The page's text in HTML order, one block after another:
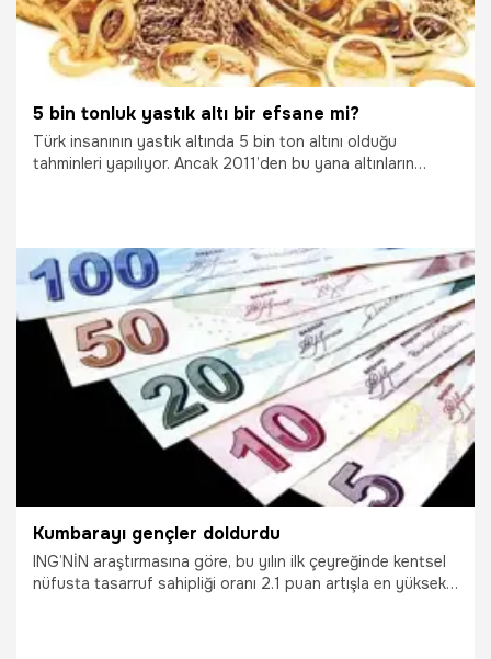
5 bin tonluk yastık altı bir efsane mi?
Türk insanının yastık altında 5 bin ton altını olduğu
tahminleri yapılıyor. Ancak 2011’den bu yana altınların
6.08.2016 Ekonomi
Kumbarayı gençler doldurdu
ING’NİN araştırmasına göre, bu yılın ilk çeyreğinde kentsel
nüfusta tasarruf sahipliği oranı 2.1 puan artışla en yüksek